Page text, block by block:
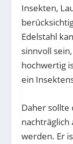
Insekten,
Edelstahl
sinnvoll
hochwertig
ein
Daher sollte
nachträglich
werden. Er